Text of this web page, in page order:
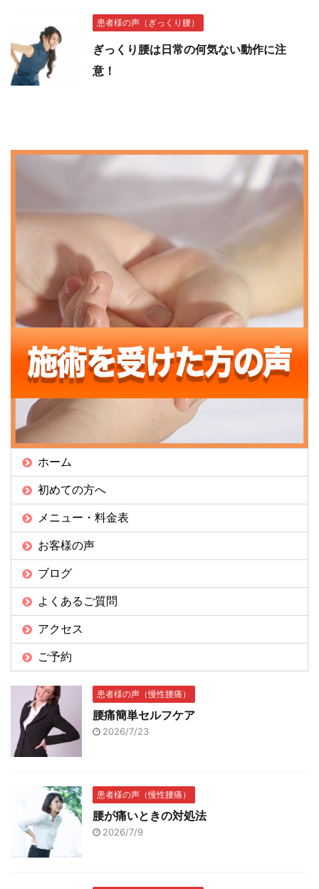
患者様の声（ぎっくり腰）
ぎっくり腰は日常の何気ない動作に注
意！
ホーム
初めての方へ
メニュー・料金表
お客様の声
ブログ
よくあるご質問
アクセス
ご予約
患者様の声（慢性腰痛）
腰痛簡単セルフケア
2026/7/23
患者様の声（慢性腰痛）
腰が痛いときの対処法
2026/7/9